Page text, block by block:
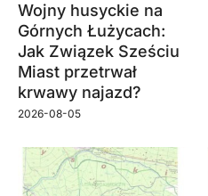
Wojny husyckie na
Górnych Łużycach:
Jak Związek Sześciu
Miast przetrwał
krwawy najazd?
2026-08-05